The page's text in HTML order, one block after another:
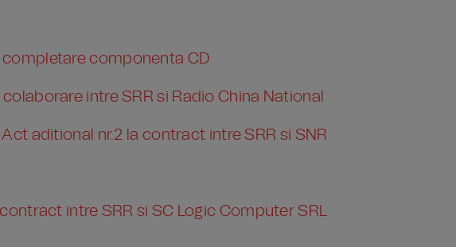
componenta CD
intre SRR si Radio China National
aditional nr.2 la contract intre SRR si SNR
intre SRR si SC Logic Computer SRL